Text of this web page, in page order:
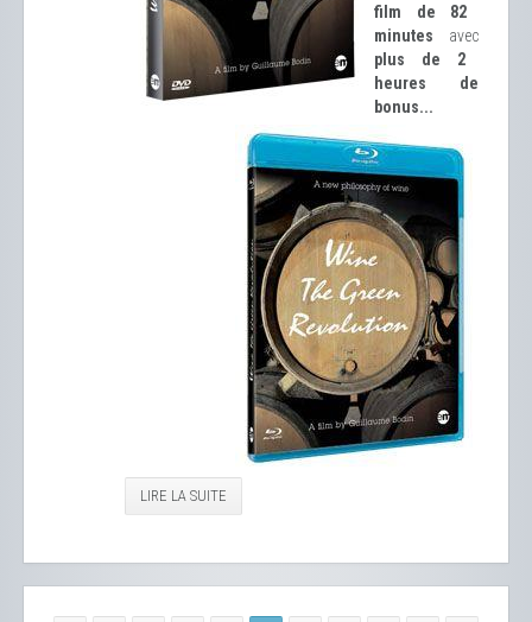
film de 82
minutes avec
plus de 2
heures de
bonus...
LIRE LA SUITE